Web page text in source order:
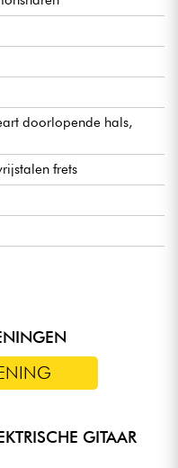
doorlopende hals,
frets
(304,8 mm-406,4 mm)
trompet
GITAAR